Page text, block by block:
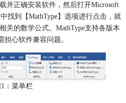
并正确安装软件，然后打开Microsoft
找到【MathType】选项进行点击，就
关的数学公式。MathType支持各版本
心软件兼容问题。
1：菜单栏